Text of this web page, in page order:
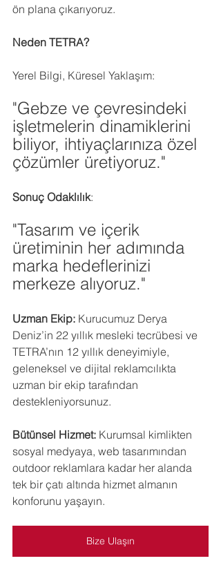
ön plana çıkarıyoruz.
Neden TETRA?
Yerel Bilgi, Küresel Yaklaşım:
"Gebze ve çevresindeki
işletmelerin dinamiklerini
biliyor, ihtiyaçlarınıza özel
çözümler üretiyoruz."
Sonuç Odaklılık:
"Tasarım ve içerik
üretiminin her adımında
marka hedeflerinizi
merkeze alıyoruz."
Uzman Ekip: Kurucumuz Derya
Deniz’in 22 yıllık mesleki tecrübesi ve
TETRA’nın 12 yıllık deneyimiyle,
geleneksel ve dijital reklamcılıkta
uzman bir ekip tarafından
destekleniyorsunuz.
Bütünsel Hizmet: Kurumsal kimlikten
sosyal medyaya, web tasarımından
outdoor reklamlara kadar her alanda
tek bir çatı altında hizmet almanın
konforunu yaşayın.
Bize Ulaşın